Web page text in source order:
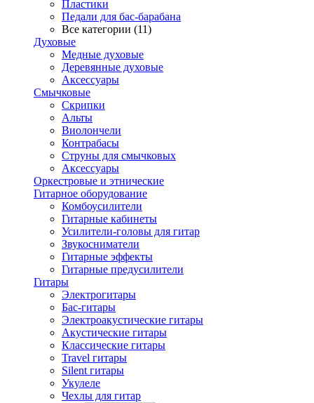
Пластики
Педали для бас-барабана
Все категории (11)
Духовые
Медные духовые
Деревянные духовые
Аксессуары
Смычковые
Скрипки
Альты
Виолончели
Контрабасы
Струны для смычковых
Аксеcсуары
Оркестровые и этнические
Гитарное оборудование
Комбоусилители
Гитарные кабинеты
Усилители-головы для гитар
Звукосниматели
Гитарные эффекты
Гитарные предусилители
Гитары
Электрогитары
Бас-гитары
Электроакустические гитары
Акустические гитары
Классические гитары
Travel гитары
Silent гитары
Укулеле
Чехлы для гитар